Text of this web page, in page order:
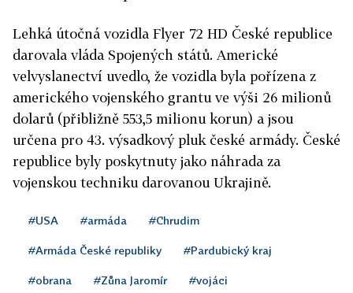
Lehká útočná vozidla Flyer 72 HD České republice
darovala vláda Spojených států. Americké
velvyslanectví uvedlo, že vozidla byla pořízena z
amerického vojenského grantu ve výši 26 milionů
dolarů (přibližně 553,5 milionu korun) a jsou
určena pro 43. výsadkový pluk české armády. České
republice byly poskytnuty jako náhrada za
vojenskou techniku darovanou Ukrajině.
#USA #armáda #Chrudim
#Armáda České republiky #Pardubický kraj
#obrana #Zůna Jaromír #vojáci